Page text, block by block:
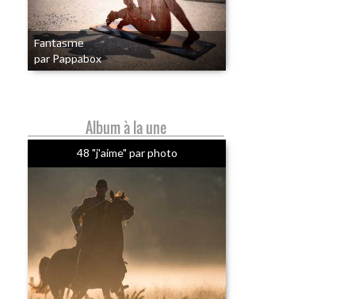
Fantasme
par Pappabox
Album à la une
48 "j'aime" par photo